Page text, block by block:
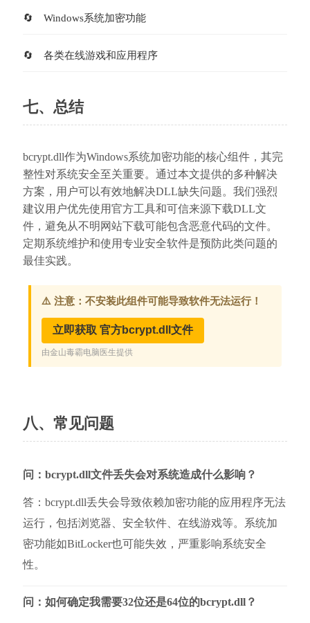
Windows系统加密功能
各类在线游戏和应用程序
七、总结
bcrypt.dll作为Windows系统加密功能的核心组件，其完
整性对系统安全至关重要。通过本文提供的多种解决
方案，用户可以有效地解决DLL缺失问题。我们强烈
建议用户优先使用官方工具和可信来源下载DLL文
件，避免从不明网站下载可能包含恶意代码的文件。
定期系统维护和使用专业安全软件是预防此类问题的
最佳实践。
八、常见问题
问：bcrypt.dll文件丢失会对系统造成什么影响？
答：bcrypt.dll丢失会导致依赖加密功能的应用程序无法
运行，包括浏览器、安全软件、在线游戏等。系统加
密功能如BitLocker也可能失效，严重影响系统安全
性。
问：如何确定我需要32位还是64位的bcrypt.dll？